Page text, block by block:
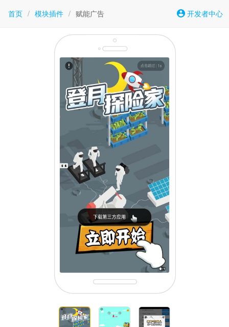
首页 / 模块插件 / 赋能广告 开发者中心